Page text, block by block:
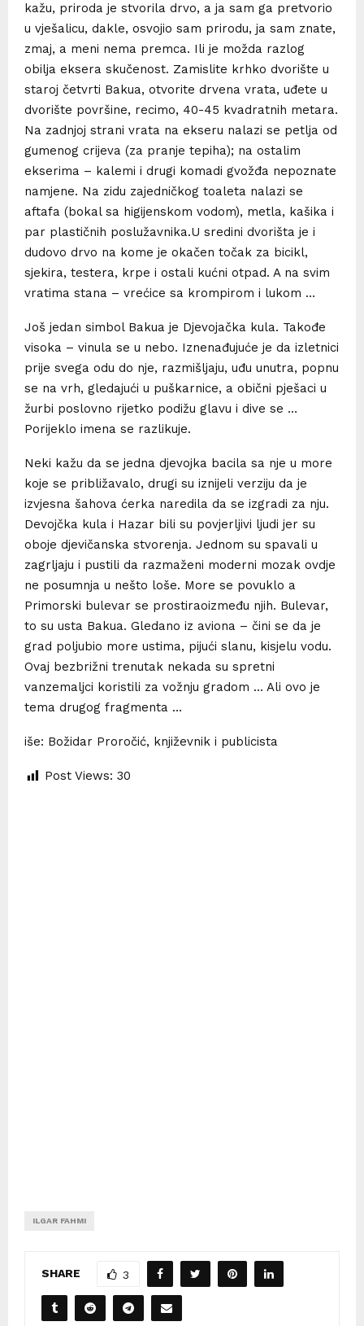
kažu, priroda je stvorila drvo, a ja sam ga pretvorio
u vješalicu, dakle, osvojio sam prirodu, ja sam znate,
zmaj, a meni nema premca. Ili je možda razlog
obilja eksera skučenost. Zamislite krhko dvorište u
staroj četvrti Bakua, otvorite drvena vrata, uđete u
dvorište površine, recimo, 40-45 kvadratnih metara.
Na zadnjoj strani vrata na ekseru nalazi se petlja od
gumenog crijeva (za pranje tepiha); na ostalim
ekserima – kalemi i drugi komadi gvožđa nepoznate
namjene. Na zidu zajedničkog toaleta nalazi se
aftafa (bokal sa higijenskom vodom), metla, kašika i
par plastičnih poslužavnika.U sredini dvorišta je i
dudovo drvo na kome je okačen točak za bicikl,
sjekira, testera, krpe i ostali kućni otpad. A na svim
vratima stana – vrećice sa krompirom i lukom …
Još jedan simbol Bakua je Djevojačka kula. Takođe
visoka – vinula se u nebo. Iznenađujuće je da izletnici
prije svega odu do nje, razmišljaju, uđu unutra, popnu
se na vrh, gledajući u puškarnice, a obični pješaci u
žurbi poslovno rijetko podižu glavu i dive se …
Porijeklo imena se razlikuje.
Neki kažu da se jedna djevojka bacila sa nje u more
koje se približavalo, drugi su iznijeli verziju da je
izvjesna šahova ćerka naredila da se izgradi za nju.
Devojčka kula i Hazar bili su povjerljivi ljudi jer su
oboje djevičanska stvorenja. Jednom su spavali u
zagrljaju i pustili da razmaženi moderni mozak ovdje
ne posumnja u nešto loše. More se povuklo a
Primorski bulevar se prostiraoizmeđu njih. Bulevar,
to su usta Bakua. Gledano iz aviona – čini se da je
grad poljubio more ustima, pijući slanu, kisjelu vodu.
Ovaj bezbrižni trenutak nekada su spretni
vanzemaljci koristili za vožnju gradom … Ali ovo je
tema drugog fragmenta …
iše: Božidar Proročić, književnik i publicista
Post Views: 30
ILGAR FAHMI
SHARE 3